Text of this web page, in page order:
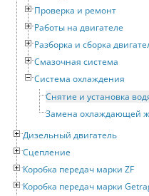
Проверка и ремонт
Работы на двигателе
Разборка и сборка
Смазочная система
Система охлаждения
Снятие и установка
Дизельный двигатель
Сцепление
Коробка передач марки ZF
Коробка передач марки